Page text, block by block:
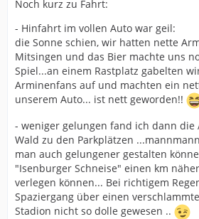
Noch kurz zu Fahrt:
- Hinfahrt im vollen Auto war geil:
die Sonne schien, wir hatten nette
Mitsingen und das Bier machte uns
Spiel...an einem Rastplatz gabelten
Arminenfans auf und machten ein
unserem Auto... ist nett geworden!!
- weniger gelungen fand ich dann
Wald zu den Parkplätzen
man auch gelungener gestalten
"Isenburger Schneise" einen km
verlegen können... Bei richtigem
Spaziergang über einen
Stadion nicht so dolle gewesen ..